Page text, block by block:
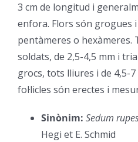
3 cm de longitud i
enfora. Flors són grogues
pentàmeres o hexàmeres.
soldats, de 2,5-4,5 mm i
grocs, tots lliures i de 4,5-7
fol·licles són erectes i
Sinònim: Sedum
Hegi et E. Schmid